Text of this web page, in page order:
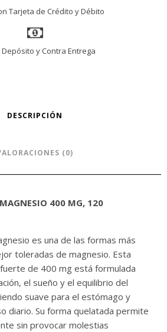
Tarjeta de Crédito y Débito
y Contra Entrega
DESCRIPCIÓN
(0)
400 MG, 120
es una de las formas más
toleradas de magnesio. Esta
de 400 mg está formulada
el sueño y el equilibrio del
suave para el estómago y
diario. Su forma quelatada permite
sin provocar molestias